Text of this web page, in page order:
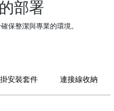
部署
保整潔與專業的環境。
安裝套件 連接線收納